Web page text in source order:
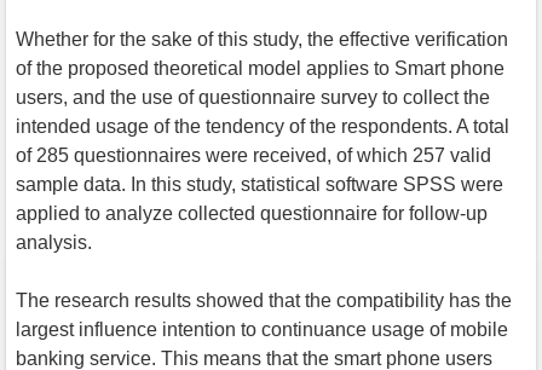
Whether for the sake of this study, the effective verification
of the proposed theoretical model applies to Smart phone
users, and the use of questionnaire survey to collect the
intended usage of the tendency of the respondents. A total
of 285 questionnaires were received, of which 257 valid
sample data. In this study, statistical software SPSS were
applied to analyze collected questionnaire for follow-up
analysis.
The research results showed that the compatibility has the
largest influence intention to continuance usage of mobile
banking service. This means that the smart phone users